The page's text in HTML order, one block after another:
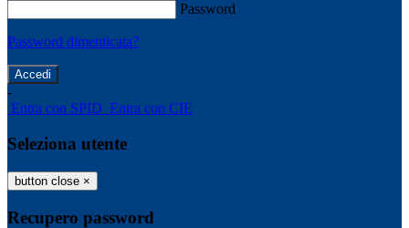
Password
Password dimenticata?
-
Entra con SPID Entra con CIE
Seleziona utente
button close ×
Recupero password